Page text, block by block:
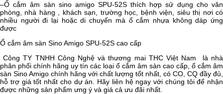
–Ổ cắm âm sàn sino amigo SPU-52S thích hợp sử dụng cho văn
phòng, nhà hàng , khách sạn, trường học, bệnh viện, siêu thị nơi có
nhiều người đi lại hoặc di chuyển mà ổ cắm nhựa không dáp ứng
được
Ổ cắm âm sàn Sino Amigo SPU-52S cao cấp
Công TY TNHH Công Nghệ và thương mai THC Việt Nam là nhà
phân phối chính hãng uy tín các loại ổ cắm âm sàn cao cấp, ổ cắm âm
sàn Sino Amigo chính hãng với chất lượng tốt nhất, có CO, CQ đầy đủ,
hỗ trợ giá tốt nhất cho dự án. Hãy liên hệ ngay với chúng tôi để nhận
được những sản phẩm ưng ý và giá cả ưu đãi nhất.